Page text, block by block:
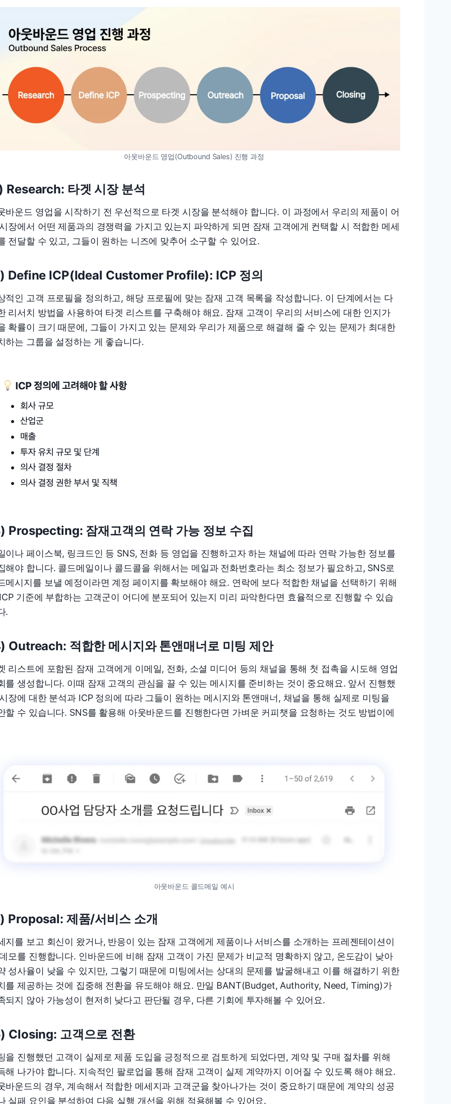
아웃바운드 영업(Outbound Sales) 진행 과정
Research: 타겟 시장 분석
바운드 영업을 시작하기 전 우선적으로 타겟 시장을 분석해야 합니다. 이 과정에서 우리의 제품이 어
장에서 어떤 제품과의 경쟁력을 가지고 있는지 파악하게 되면 잠재 고객에게 컨택할 시 적합한 메세
전달할 수 있고, 그들이 원하는 니즈에 맞추어 소구할 수 있어요.
Define ICP(Ideal Customer Profile): ICP 정의
적인 고객 프로필을 정의하고, 해당 프로필에 맞는 잠재 고객 목록을 작성합니다. 이 단계에서는 다
리서치 방법을 사용하여 타겟 리스트를 구축해야 해요. 잠재 고객이 우리의 서비스에 대한 인지가
확률이 크기 때문에, 그들이 가지고 있는 문제와 우리가 제품으로 해결해 줄 수 있는 문제가 최대한
하는 그룹을 설정하는 게 좋습니다.
Prospecting: 잠재고객의 연락 가능 정보 수집
이나 페이스북, 링크드인 등 SNS, 전화 등 영업을 진행하고자 하는 채널에 따라 연락 가능한 정보를
해야 합니다. 콜드메일이나 콜드콜을 위해서는 메일과 전화번호라는 최소 정보가 필요하고, SNS로
메시지를 보낼 예정이라면 계정 페이지를 확보해야 해요. 연락에 보다 적합한 채널을 선택하기 위해
기준에 부합하는 고객군이 어디에 분포되어 있는지 미리 파악한다면 효율적으로 진행할 수 있습
.
Outreach: 적합한 메시지와 톤앤매너로 미팅 제안
리스트에 포함된 잠재 고객에게 이메일, 전화, 소셜 미디어 등의 채널을 통해 첫 접촉을 시도해 영업
를 생성합니다. 이때 잠재 고객의 관심을 끌 수 있는 메시지를 준비하는 것이 중요해요. 앞서 진행했
장에 대한 분석과 ICP 정의에 따라 그들이 원하는 메시지와 톤앤매너, 채널을 통해 실제로 미팅을
할 수 있습니다. SNS를 활용해 아웃바운드를 진행한다면 가벼운 커피챗을 요청하는 것도 방법이에
아웃바운드 콜드메일 예시
Proposal: 제품/서비스 소개
지를 보고 회신이 왔거나, 반응이 있는 잠재 고객에게 제품이나 서비스를 소개하는 프레젠테이션이
모를 진행합니다. 인바운드에 비해 잠재 고객이 가진 문제가 비교적 명확하지 않고, 온도감이 낮아
성사율이 낮을 수 있지만, 그렇기 때문에 미팅에서는 상대의 문제를 발굴해내고 이를 해결하기 위한
를 제공하는 것에 집중해 전환을 유도해야 해요. 만일 BANT(Budget, Authority, Need, Timing)가
되지 않아 가능성이 현저히 낮다고 판단될 경우, 다른 기회에 투자해볼 수 있어요.
Closing: 고객으로 전환
을 진행했던 고객이 실제로 제품 도입을 긍정적으로 검토하게 되었다면, 계약 및 구매 절차를 위해
해 나가야 합니다. 지속적인 팔로업을 통해 잠재 고객이 실제 계약까지 이어질 수 있도록 해야 해요.
바운드의 경우, 계속해서 적합한 메세지과 고객군을 찾아나가는 것이 중요하기 때문에 계약의 성공
실패 요인을 분석하여 다음 실행 개선을 위해 적용해볼 수 있어요.